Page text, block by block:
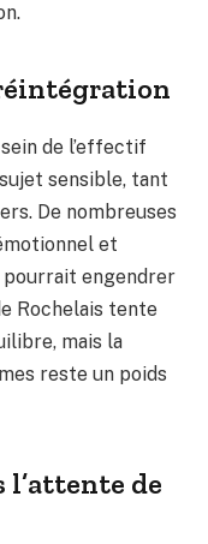
de l’effectif
sensible, tant
De nombreuses
et
engendrer
Rochelais tente
mais la
reste un poids
l’attente de